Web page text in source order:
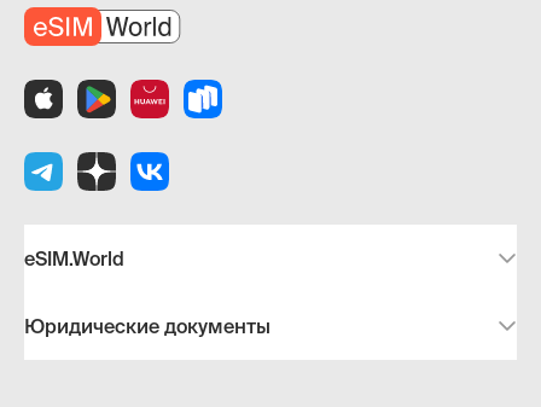
eSIM.World
Юридические документы